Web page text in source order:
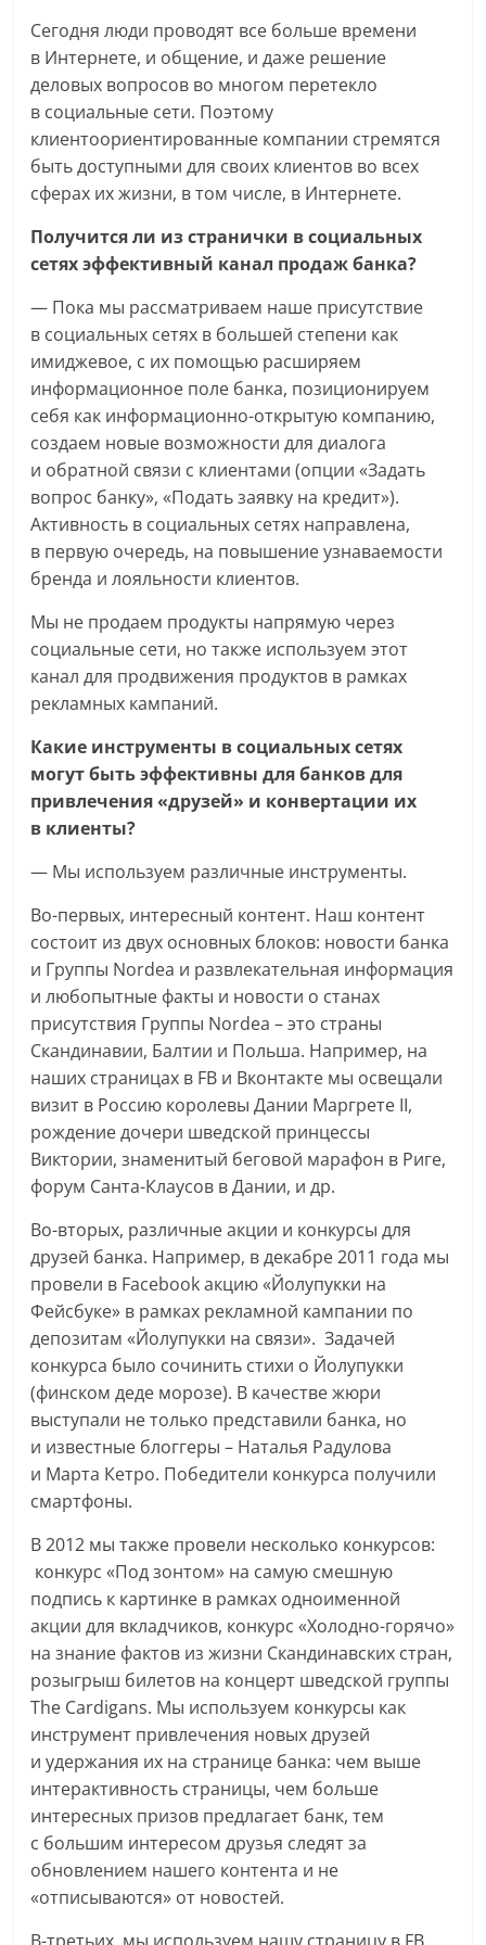
Сегодня люди проводят все больше времени
в Интернете, и общение, и даже решение
деловых вопросов во многом перетекло
в социальные сети. Поэтому
клиентоориентированные компании стремятся
быть доступными для своих клиентов во всех
сферах их жизни, в том числе, в Интернете.
Получится ли из странички в социальных
сетях эффективный канал продаж банка?
— Пока мы рассматриваем наше присутствие
в социальных сетях в большей степени как
имиджевое, с их помощью расширяем
информационное поле банка, позиционируем
себя как информационно-открытую компанию,
создаем новые возможности для диалога
и обратной связи с клиентами (опции «Задать
вопрос банку», «Подать заявку на кредит»).
Активность в социальных сетях направлена,
в первую очередь, на повышение узнаваемости
бренда и лояльности клиентов.
Мы не продаем продукты напрямую через
социальные сети, но также используем этот
канал для продвижения продуктов в рамках
рекламных кампаний.
Какие инструменты в социальных сетях
могут быть эффективны для банков для
привлечения «друзей» и конвертации их
в клиенты?
— Мы используем различные инструменты.
Во-первых, интересный контент. Наш контент
состоит из двух основных блоков: новости банка
и Группы Nordea и развлекательная информация
и любопытные факты и новости о станах
присутствия Группы Nordea – это страны
Скандинавии, Балтии и Польша. Например, на
наших страницах в FB и Вконтакте мы освещали
визит в Россию королевы Дании Маргрете II,
рождение дочери шведской принцессы
Виктории, знаменитый беговой марафон в Риге,
форум Санта-Клаусов в Дании, и др.
Во-вторых, различные акции и конкурсы для
друзей банка. Например, в декабре 2011 года мы
провели в Facebook акцию «Йолупукки на
Фейсбуке» в рамках рекламной кампании по
депозитам «Йолупукки на связи». Задачей
конкурса было сочинить стихи о Йолупукки
(финском деде морозе). В качестве жюри
выступали не только представили банка, но
и известные блоггеры – Наталья Радулова
и Марта Кетро. Победители конкурса получили
смартфоны.
В 2012 мы также провели несколько конкурсов:
конкурс «Под зонтом» на самую смешную
подпись к картинке в рамках одноименной
акции для вкладчиков, конкурс «Холодно-горячо»
на знание фактов из жизни Скандинавских стран,
розыгрыш билетов на концерт шведской группы
The Cardigans. Мы используем конкурсы как
инструмент привлечения новых друзей
и удержания их на странице банка: чем выше
интерактивность страницы, чем больше
интересных призов предлагает банк, тем
с большим интересом друзья следят за
обновлением нашего контента и не
«отписываются» от новостей.